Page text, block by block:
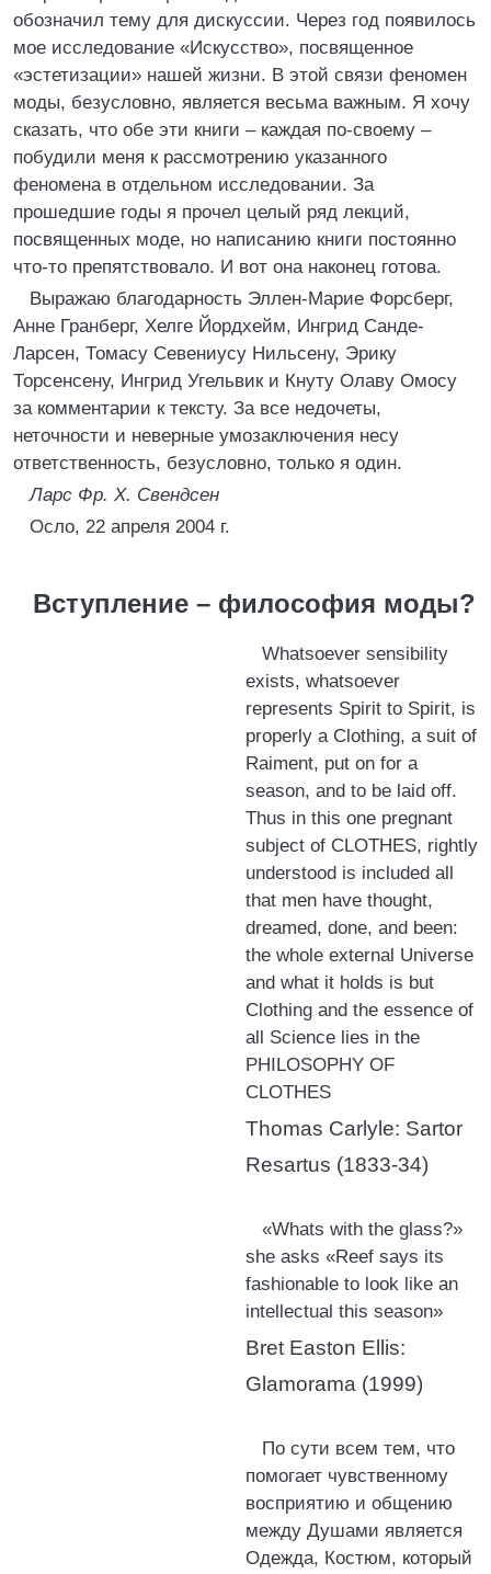
обозначил тему для дискуссии. Через год появилось
мое исследование «Искусство», посвященное
«эстетизации» нашей жизни. В этой связи феномен
моды, безусловно, является весьма важным. Я хочу
сказать, что обе эти книги – каждая по-своему –
побудили меня к рассмотрению указанного
феномена в отдельном исследовании. За
прошедшие годы я прочел целый ряд лекций,
посвященных моде, но написанию книги постоянно
что-то препятствовало. И вот она наконец готова.
Выражаю благодарность Эллен-Марие Форсберг,
Анне Гранберг, Хелге Йордхейм, Ингрид Санде-
Ларсен, Томасу Севениусу Нильсену, Эрику
Торсенсену, Ингрид Угельвик и Кнуту Олаву Омосу
за комментарии к тексту. За все недочеты,
неточности и неверные умозаключения несу
ответственность, безусловно, только я один.
Лapc Фр. X. Свендсен
Осло, 22 апреля 2004 г.
Вступление – философия моды?
Whatsoever sensibility
exists, whatsoever
represents Spirit to Spirit, is
properly a Clothing, a suit of
Raiment, put on for a
season, and to be laid off.
Thus in this one pregnant
subject of CLOTHES, rightly
understood is included all
that men have thought,
dreamed, done, and been:
the whole external Universe
and what it holds is but
Clothing and the essence of
all Science lies in the
PHILOSOPHY OF
CLOTHES
Thomas Carlyle: Sartor
Resartus (1833-34)
«Whats with the glass?»
she asks «Reef says its
fashionable to look like an
intellectual this season»
Bret Easton Ellis:
Glamorama (1999)
По сути всем тем, что
помогает чувственному
восприятию и общению
между Душами является
Одежда, Костюм, который